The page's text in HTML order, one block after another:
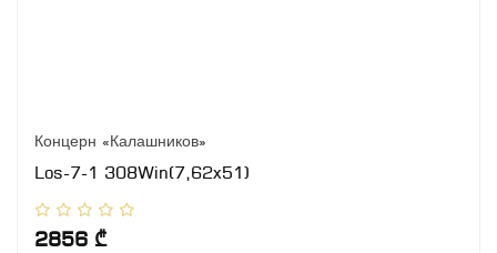
Концерн «Калашников»
Los-7-1 308Win(7,62x51)
2856 ₾